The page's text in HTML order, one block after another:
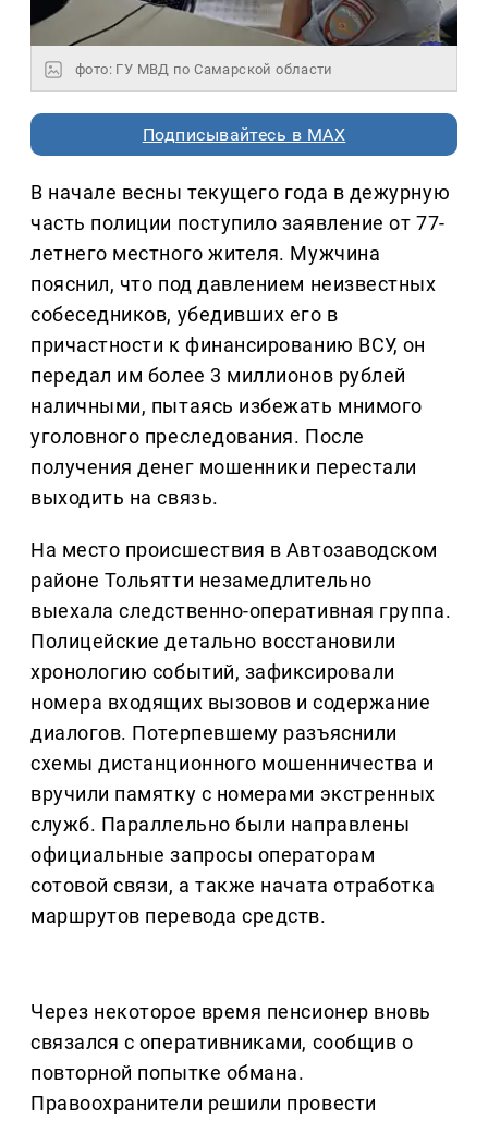
фото: ГУ МВД по Самарской области
Подписывайтесь в MAX
В начале весны текущего года в дежурную
часть полиции поступило заявление от 77-
летнего местного жителя. Мужчина
пояснил, что под давлением неизвестных
собеседников, убедивших его в
причастности к финансированию ВСУ, он
передал им более 3 миллионов рублей
наличными, пытаясь избежать мнимого
уголовного преследования. После
получения денег мошенники перестали
выходить на связь.
На место происшествия в Автозаводском
районе Тольятти незамедлительно
выехала следственно-оперативная группа.
Полицейские детально восстановили
хронологию событий, зафиксировали
номера входящих вызовов и содержание
диалогов. Потерпевшему разъяснили
схемы дистанционного мошенничества и
вручили памятку с номерами экстренных
служб. Параллельно были направлены
официальные запросы операторам
сотовой связи, а также начата отработка
маршрутов перевода средств.
Через некоторое время пенсионер вновь
связался с оперативниками, сообщив о
повторной попытке обмана.
Правоохранители решили провести